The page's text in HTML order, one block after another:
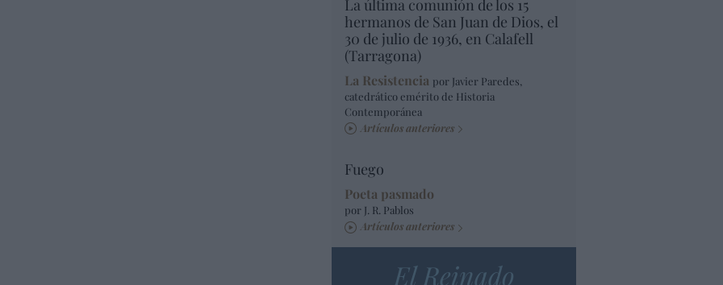
La última comunión de los 15
hermanos de San Juan de Dios, el
30 de julio de 1936, en Calafell
(Tarragona)
La Resistencia por Javier Paredes,
catedrático emérito de Historia
Contemporánea
Artículos anteriores
Fuego
Poeta pasmado
por J. R. Pablos
Artículos anteriores
El Reinado